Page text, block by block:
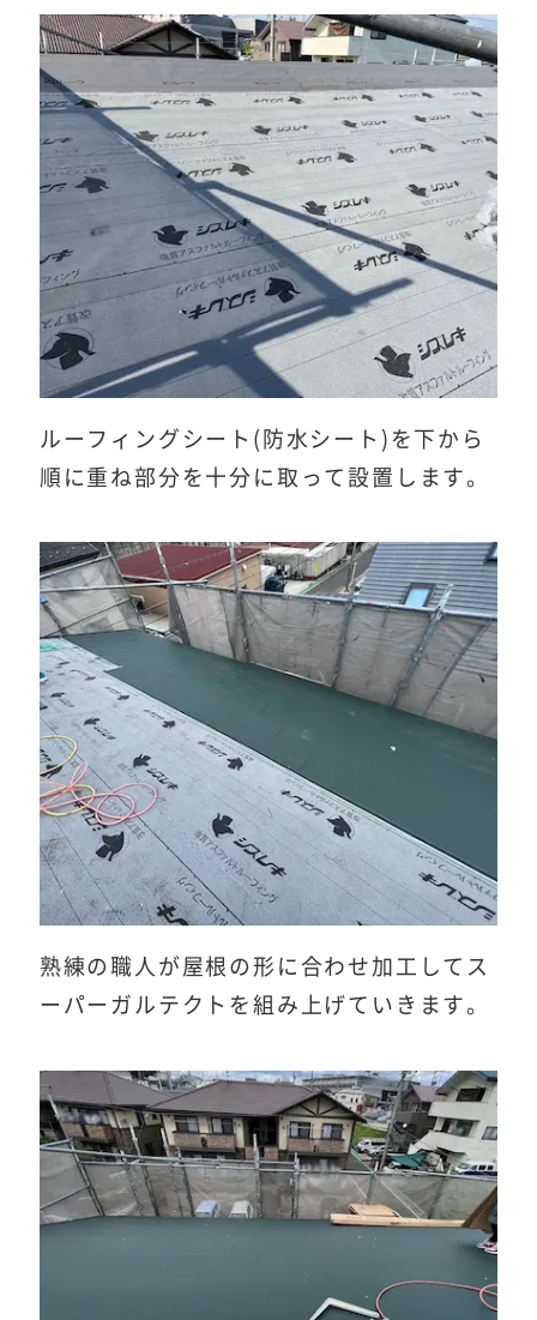
ルーフィングシート(防水シート)を下から
順に重ね部分を十分に取って設置します。
熟練の職人が屋根の形に合わせ加工してス
ーパーガルテクトを組み上げていきます。